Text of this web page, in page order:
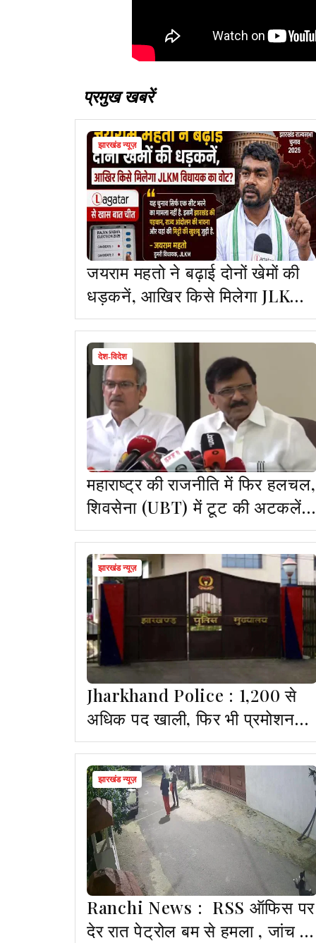
प्रमुख खबरें
झारखंड न्यूज़
जयराम महतो ने बढ़ाई दोनों खेमों की
धड़कनें, आखिर किसे मिलेगा JLKM
विधायक का वोट?
देश-विदेश
महाराष्ट्र की राजनीति में फिर हलचल,
शिवसेना (UBT) में टूट की अटकलें,
संजय राउत ने बागी सांसदों को दी
चेतावनी
झारखंड न्यूज़
Jharkhand Police : 1,200 से
अधिक पद खाली, फिर भी प्रमोशन-
तबादला नहीं, DGP से लगाई गई
गुहार
झारखंड न्यूज़
Ranchi News : RSS ऑफिस पर
देर रात पेट्रोल बम से हमला , जांच में